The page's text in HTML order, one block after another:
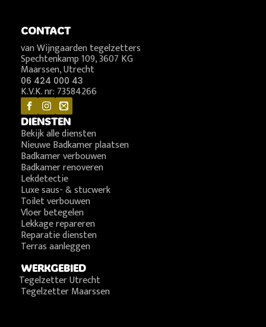
CONTACT
van Wijngaarden tegelzetters
Spechtenkamp 109, 3607 KG
Maarssen, Utrecht
06 424 000 43
K.V.K. nr: 73584266
DIENSTEN
Bekijk alle diensten
Nieuwe Badkamer plaatsen
Badkamer verbouwen
Badkamer renoveren
Lekdetectie
Luxe saus- & stucwerk
Toilet verbouwen
Vloer betegelen
Lekkage repareren
Reparatie diensten
Terras aanleggen
WERKGEBIED
Tegelzetter Utrecht
Tegelzetter Maarssen